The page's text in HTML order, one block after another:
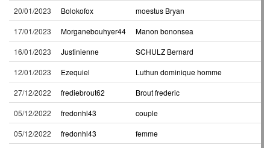
20/01/2023
Bolokofox
moestus Bryan
17/01/2023
Morganebouhyer44
Manon bononsea
16/01/2023
Justinienne
SCHULZ Bernard
12/01/2023
Ezequiel
Luthun dominique homme
27/12/2022
frediebrout62
Brout frederic
05/12/2022
fredonhl43
couple
05/12/2022
fredonhl43
femme